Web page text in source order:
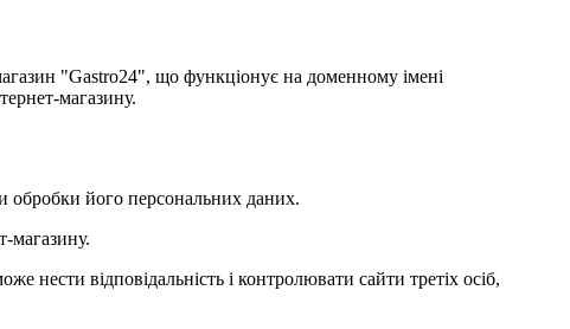
магазин "Gastro24", що функціонує на доменному імені
магазину.
обробки його персональних даних.
магазину.
нести відповідальність і контролювати сайти третіх осіб,